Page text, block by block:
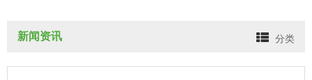
新闻资讯 分类